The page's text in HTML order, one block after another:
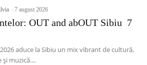
-7 august 2026
OUT and abOUT Sibiu 7
aduce la Sibiu un mix vibrant de cultură,
muzică....